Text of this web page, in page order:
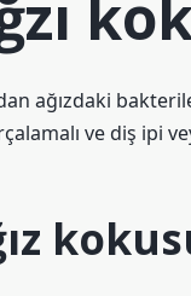
ağızdaki
ve diş ipi